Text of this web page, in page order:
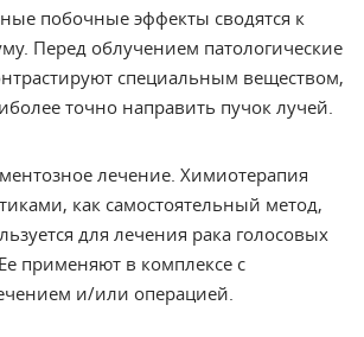
побочные эффекты сводятся к
Перед облучением патологические
специальным веществом,
точно направить пучок лучей.
лечение. Химиотерапия
как самостоятельный метод,
для лечения рака голосовых
применяют в комплексе с
и/или операцией.